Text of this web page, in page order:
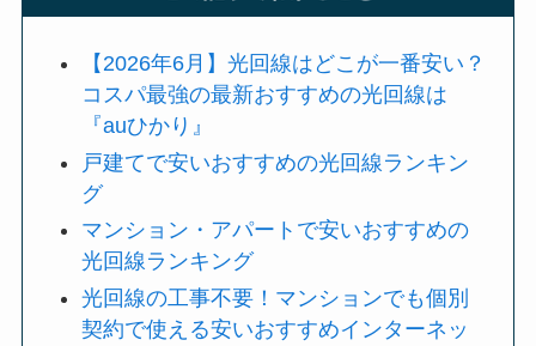
【2026年6月】光回線はどこが一番安い？
コスパ最強の最新おすすめの光回線は
『auひかり』
戸建てで安いおすすめの光回線ランキン
グ
マンション・アパートで安いおすすめの
光回線ランキング
光回線の工事不要！マンションでも個別
契約で使える安いおすすめインターネッ